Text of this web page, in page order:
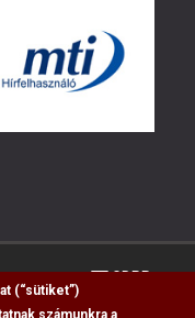
GDPR
(“sütiket”)
számunkra a